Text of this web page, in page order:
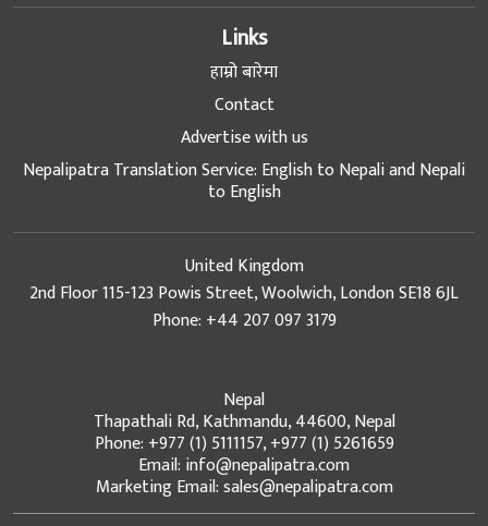
Links
हाम्रो बारेमा
Contact
Advertise with us
Nepalipatra Translation Service: English to Nepali and Nepali
to English
United Kingdom
2nd Floor 115-123 Powis Street, Woolwich, London SE18 6JL
Phone: +44 207 097 3179
Nepal
Thapathali Rd, Kathmandu, 44600, Nepal
Phone: +977 (1) 5111157, +977 (1) 5261659
Email: info@nepalipatra.com
Marketing Email: sales@nepalipatra.com